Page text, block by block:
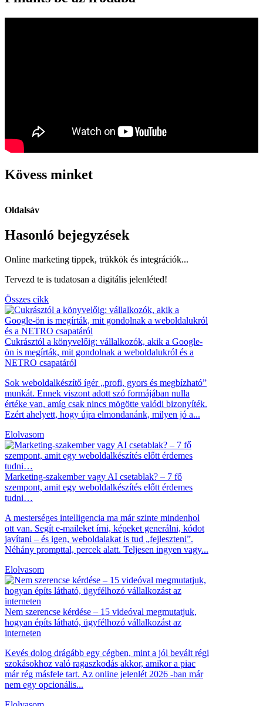
Kövess minket
Oldalsáv
Hasonló bejegyzések
Online marketing tippek, trükkök és integrációk...
Tervezd te is tudatosan a digitális jelenléted!
Összes cikk
Cukrásztól a könyvelőig: vállalkozók, akik a Google-
ön is megírták, mit gondolnak a weboldalukról és a
NETRO csapatáról
Sok weboldalkészítő ígér „profi, gyors és megbízható”
munkát. Ennek viszont adott szó formájában nulla
értéke van, amíg csak nincs mögötte valódi bizonyíték.
Ezért ahelyett, hogy újra elmondanánk, milyen jó a...
Elolvasom
Marketing-szakember vagy AI csetablak? – 7 fő
szempont, amit egy weboldalkészítés előtt érdemes
tudni…
A mesterséges intelligencia ma már szinte mindenhol
ott van. Segít e-maileket írni, képeket generálni, kódot
javítani – és igen, weboldalakat is tud „fejleszteni”.
Néhány prompttal, percek alatt. Teljesen ingyen vagy...
Elolvasom
Nem szerencse kérdése – 15 videóval megmutatjuk,
hogyan építs látható, ügyfélhozó vállalkozást az
interneten
Kevés dolog drágább egy cégben, mint a jól bevált régi
szokásokhoz való ragaszkodás akkor, amikor a piac
már rég másfele tart. Az online jelenlét 2026 -ban már
nem egy opcionális...